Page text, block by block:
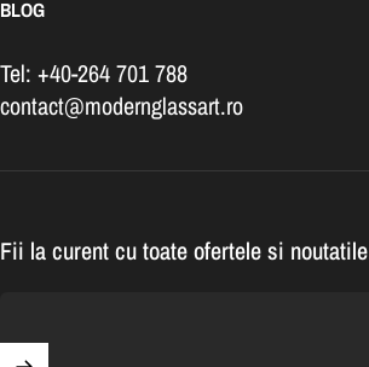
BLOG
Tel: +40-264 701 788
contact@modernglassart.ro
Fii la curent cu toate ofertele si noutatile